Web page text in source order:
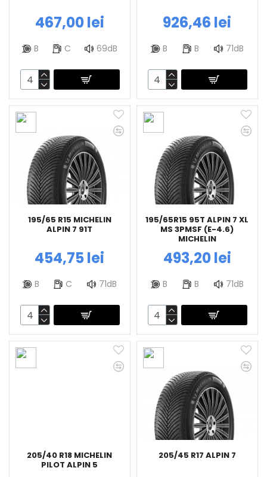
467,00 lei
B C 69dB
926,46 lei
B B 71dB
195/65 R15 MICHELIN
ALPIN 7 91T
454,75 lei
B C 71dB
195/65R15 95T ALPIN 7 XL
MS 3PMSF (E-4.6)
MICHELIN
493,20 lei
B B 71dB
205/40 R18 MICHELIN
PILOT ALPIN 5
205/45 R17 ALPIN 7